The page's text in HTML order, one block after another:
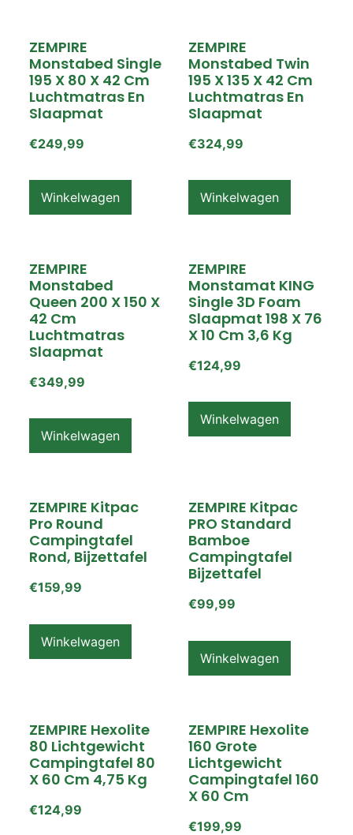
ZEMPIRE
Monstabed Single
195 X 80 X 42 Cm
Luchtmatras En
Slaapmat
€249,99
Winkelwagen
ZEMPIRE
Monstabed Twin
195 X 135 X 42 Cm
Luchtmatras En
Slaapmat
€324,99
Winkelwagen
ZEMPIRE
Monstabed
Queen 200 X 150 X
42 Cm
Luchtmatras
Slaapmat
€349,99
Winkelwagen
ZEMPIRE
Monstamat KING
Single 3D Foam
Slaapmat 198 X 76
X 10 Cm 3,6 Kg
€124,99
Winkelwagen
ZEMPIRE Kitpac
Pro Round
Campingtafel
Rond, Bijzettafel
€159,99
Winkelwagen
ZEMPIRE Kitpac
PRO Standard
Bamboe
Campingtafel
Bijzettafel
€99,99
Winkelwagen
ZEMPIRE Hexolite
80 Lichtgewicht
Campingtafel 80
X 60 Cm 4,75 Kg
€124,99
ZEMPIRE Hexolite
160 Grote
Lichtgewicht
Campingtafel 160
X 60 Cm
€199,99